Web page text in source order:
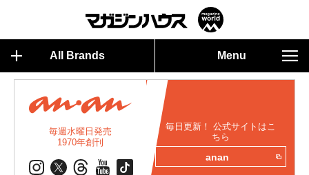
All Brands Menu
毎週水曜日発売
1970年創刊
毎日更新！ 公式サイトはこ
ちら
anan